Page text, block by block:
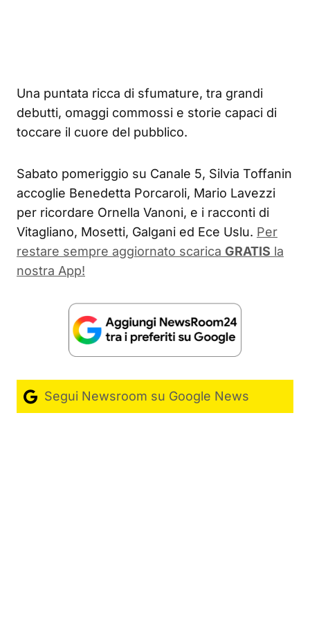
Una puntata ricca di sfumature, tra grandi
debutti, omaggi commossi e storie capaci di
toccare il cuore del pubblico.
Sabato pomeriggio su Canale 5, Silvia Toffanin
accoglie Benedetta Porcaroli, Mario Lavezzi
per ricordare Ornella Vanoni, e i racconti di
Vitagliano, Mosetti, Galgani ed Ece Uslu. Per
restare sempre aggiornato scarica GRATIS la
nostra App!
Segui Newsroom su Google News